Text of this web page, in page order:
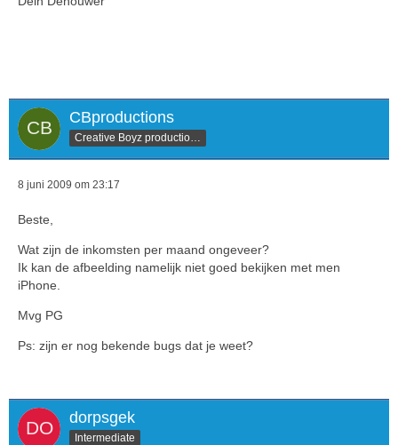
CBproductions
8 juni 2009 om 23:17
Beste,
Wat zijn de inkomsten per maand ongeveer?
Ik kan de afbeelding namelijk niet goed bekijken met men
iPhone.
Mvg PG
Ps: zijn er nog bekende bugs dat je weet?
dorpsgek
Intermediate